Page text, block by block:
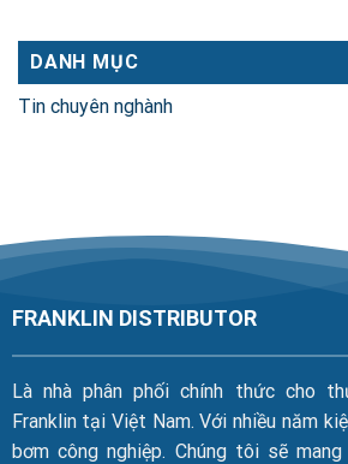
DANH MỤC
Tin chuyên nghành
FRANKLIN DISTRIBUTOR
Là nhà phân phối chính thức cho
Franklin tại Việt Nam. Với nhiều năm
bơm công nghiệp. Chúng tôi sẽ